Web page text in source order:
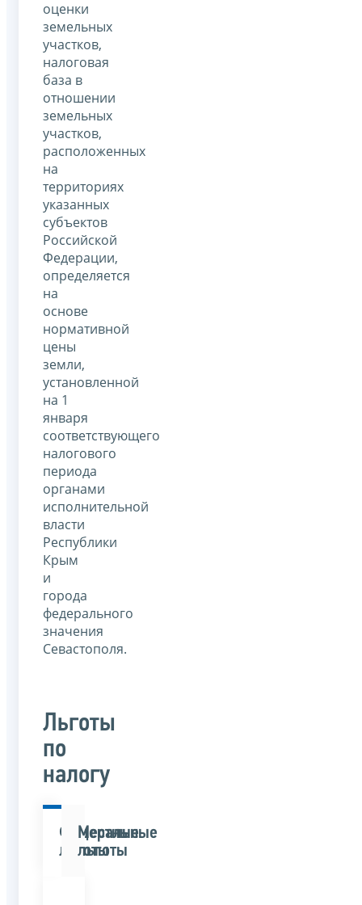
оценки
земельных
участков,
налоговая
база в
отношении
земельных
участков,
расположенных
на
территориях
указанных
субъектов
Российской
Федерации,
определяется
на
основе
нормативной
цены
земли,
установленной
на 1
января
соответствующего
налогового
периода
органами
исполнительной
власти
Республики
Крым
и
города
федерального
значения
Севастополя.
Льготы
по
налогу
Федеральные
льготы
Местные
льготы